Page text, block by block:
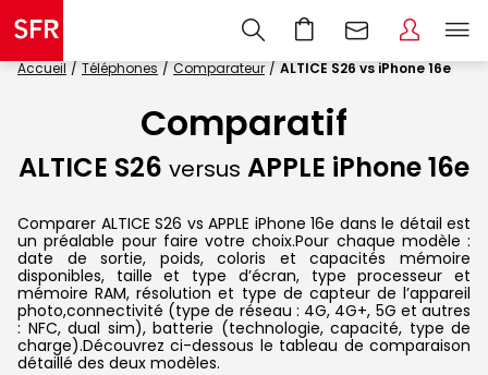
Accueil Téléphones Comparateur ALTICE S26 vs iPhone 16e
Comparatif
ALTICE S26 versus APPLE iPhone 16e
Comparer ALTICE S26 vs APPLE iPhone 16e dans le détail est
un préalable pour faire votre choix.Pour chaque modèle :
date de sortie, poids, coloris et capacités mémoire
disponibles, taille et type d’écran, type processeur et
mémoire RAM, résolution et type de capteur de l’appareil
photo,connectivité (type de réseau : 4G, 4G+, 5G et autres
: NFC, dual sim), batterie (technologie, capacité, type de
charge).Découvrez ci-dessous le tableau de comparaison
détaillé des deux modèles.